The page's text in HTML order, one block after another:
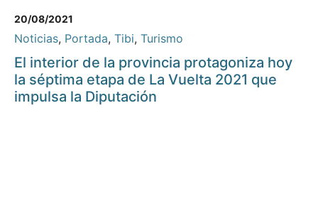
20/08/2021
Noticias, Portada, Tibi, Turismo
El interior de la provincia protagoniza hoy
la séptima etapa de La Vuelta 2021 que
impulsa la Diputación